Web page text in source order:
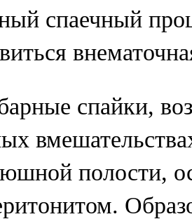
спаечный
спайки,
полости,